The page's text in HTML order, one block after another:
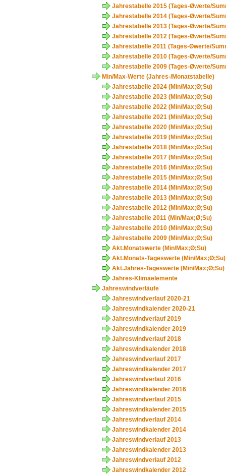
Jahrestabelle 2015 (Tages-Øwerte/
Jahrestabelle 2014 (Tages-Øwerte/
Jahrestabelle 2013 (Tages-Øwerte/
Jahrestabelle 2012 (Tages-Øwerte/
Jahrestabelle 2011 (Tages-Øwerte/
Jahrestabelle 2010 (Tages-Øwerte/
Jahrestabelle 2009 (Tages-Øwerte/
Min/Max-Werte (Jahres-/Monatstabelle)
Jahrestabelle 2024 (Min/Max;Ø;Su)
Jahrestabelle 2023 (Min/Max;Ø;Su)
Jahrestabelle 2022 (Min/Max;Ø;Su)
Jahrestabelle 2021 (Min/Max;Ø;Su)
Jahrestabelle 2020 (Min/Max;Ø;Su)
Jahrestabelle 2019 (Min/Max;Ø;Su)
Jahrestabelle 2018 (Min/Max;Ø;Su)
Jahrestabelle 2017 (Min/Max;Ø;Su)
Jahrestabelle 2016 (Min/Max;Ø;Su)
Jahrestabelle 2015 (Min/Max;Ø;Su)
Jahrestabelle 2014 (Min/Max;Ø;Su)
Jahrestabelle 2013 (Min/Max;Ø;Su)
Jahrestabelle 2012 (Min/Max;Ø;Su)
Jahrestabelle 2011 (Min/Max;Ø;Su)
Jahrestabelle 2010 (Min/Max;Ø;Su)
Jahrestabelle 2009 (Min/Max;Ø;Su)
Akt.Monatswerte (Min/Max;Ø;Su)
Akt.Monats-Tageswerte (Min/Max;Ø;Su)
Akt.Jahres-Tageswerte (Min/Max;Ø;Su)
Jahres-Klimaelemente
Jahreswindverläufe
Jahreswindverlauf 2020-21
Jahreswindkalender 2020-21
Jahreswindverlauf 2019
Jahreswindkalender 2019
Jahreswindverlauf 2018
Jahreswindkalender 2018
Jahreswindverlauf 2017
Jahreswindkalender 2017
Jahreswindverlauf 2016
Jahreswindkalender 2016
Jahreswindverlauf 2015
Jahreswindkalender 2015
Jahreswindverlauf 2014
Jahreswindkalender 2014
Jahreswindverlauf 2013
Jahreswindkalender 2013
Jahreswindverlauf 2012
Jahreswindkalender 2012